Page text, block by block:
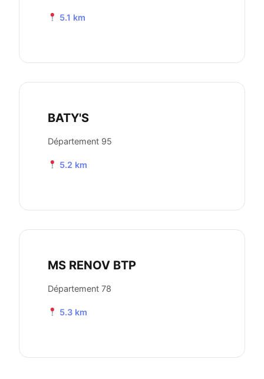
5.1 km
BATY'S
Département 95
5.2 km
MS RENOV BTP
Département 78
5.3 km